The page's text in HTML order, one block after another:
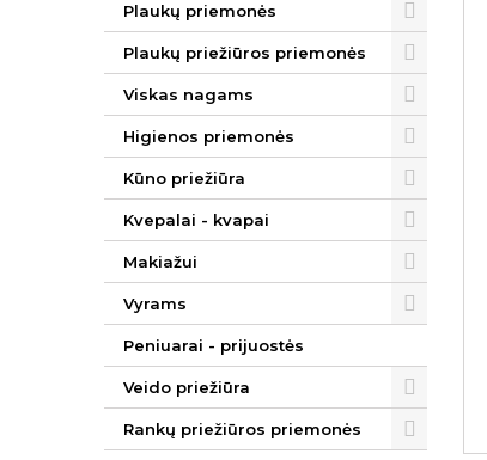
Plaukų priemonės
Plaukų priežiūros priemonės
Viskas nagams
Higienos priemonės
Kūno priežiūra
Kvepalai - kvapai
Makiažui
Vyrams
Peniuarai - prijuostės
Veido priežiūra
Rankų priežiūros priemonės